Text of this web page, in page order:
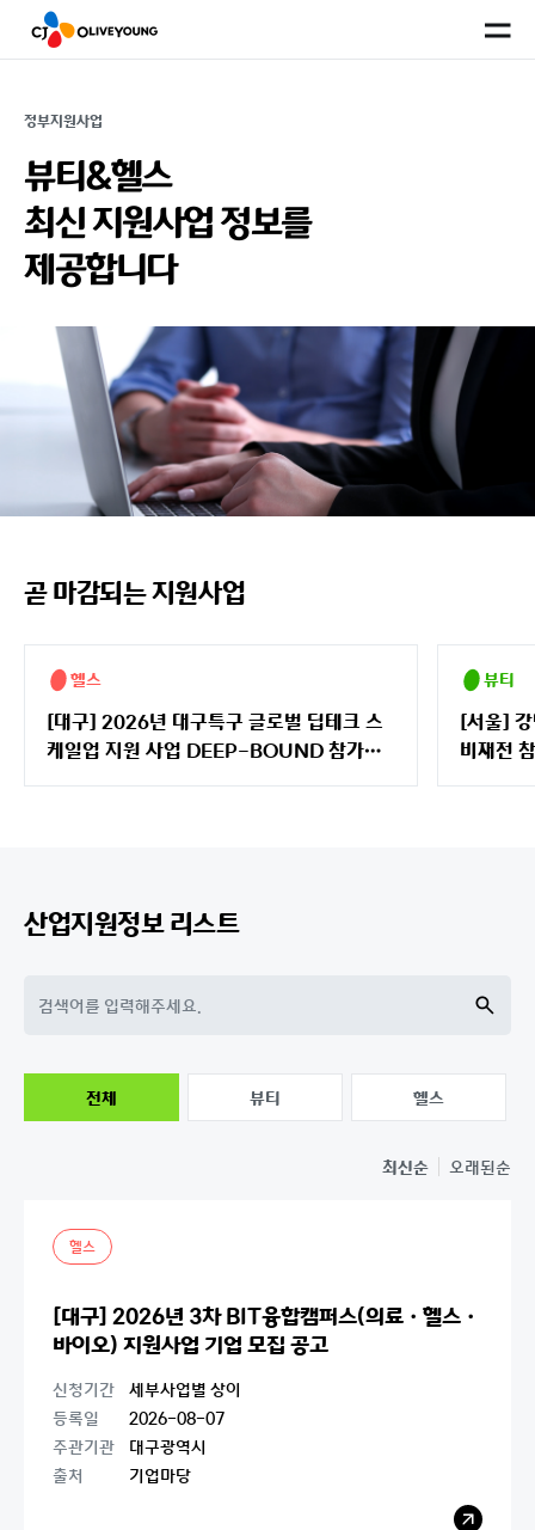
사
이
정부지원사업
뷰티&헬스
최신 지원사업 정보를
제공합니다
곧 마감되는 지원사업
헬스
[대구] 2026년 대구특구 글로벌 딥테크 스
케일업 지원 사업 DEEP-BOUND 참가기
업 모집 공고
뷰티
[서울]
비재전
산업지원정보 리스트
검
전체 뷰티 헬스
최신순 오래된순
헬스
[대구] 2026년 3차 BIT융합캠퍼스(의료ㆍ헬스ㆍ
바이오) 지원사업 기업 모집 공고
신청기간 세부사업별 상이
등록일
2026-08-07
주관기관
대구광역시
출처
기업마당
레